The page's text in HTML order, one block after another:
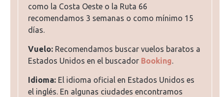
como la Costa Oeste o la Ruta 66
recomendamos 3 semanas o como mínimo 15
días.
Vuelo: Recomendamos buscar vuelos baratos a
Estados Unidos en el buscador Booking.
Idioma: El idioma oficial en Estados Unidos es
el inglés. En algunas ciudades encontramos